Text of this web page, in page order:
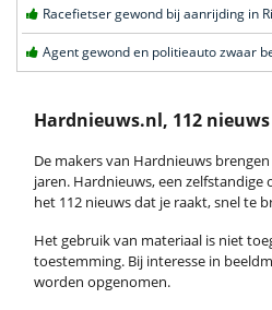
Racefietser gewond bij aanrijding in
Hardnieuws.nl, 112
De makers van Hardnieuws
jaren. Hardnieuws, een
het 112 nieuws dat je raakt, snel te
Het gebruik van materiaal is niet
toestemming. Bij interesse in
worden opgenomen.